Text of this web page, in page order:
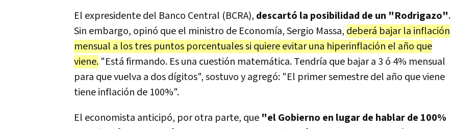
El expresidente del Banco Central (BCRA), descartó la posibilidad de un "Rodrigazo".
Sin embargo, opinó que el ministro de Economía, Sergio Massa, deberá bajar la inflación
mensual a los tres puntos porcentuales si quiere evitar una hiperinflación el año que
viene. "Está firmando. Es una cuestión matemática. Tendría que bajar a 3 ó 4% mensual
para que vuelva a dos dígitos", sostuvo y agregó: "El primer semestre del año que viene
tiene inflación de 100%".
El economista anticipó, por otra parte, que "el Gobierno en lugar de hablar de 100%